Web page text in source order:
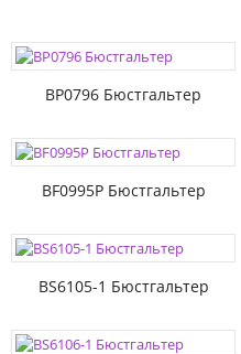
BP0796 Бюстгальтер
BF0995P Бюстгальтер
BS6105-1 Бюстгальтер